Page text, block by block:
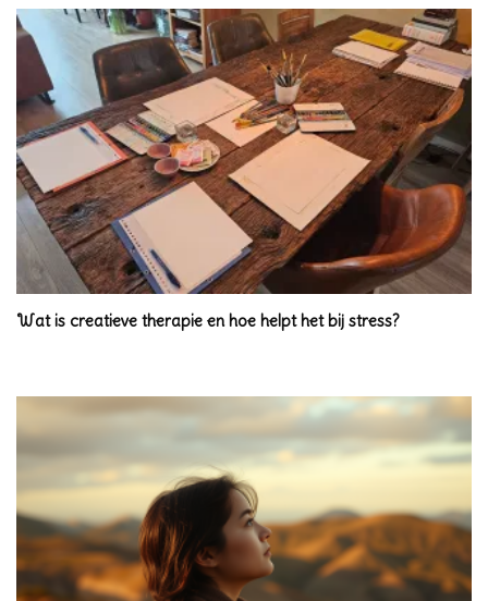
Wat is creatieve therapie en hoe helpt het bij stress?